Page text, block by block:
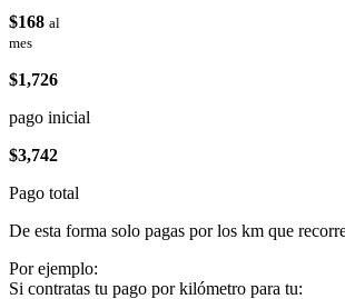
$168 al
mes
$1,726
pago inicial
$3,742
Pago total
De esta forma solo pagas por los km que
Por ejemplo:
Si contratas tu pago por kilómetro para tu: